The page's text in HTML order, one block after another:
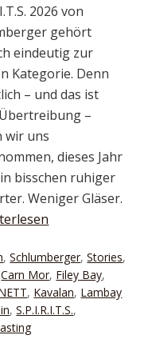
2026 von
gehört
eindeutig zur
Kategorie. Denn
– und das ist
–
wir uns
dieses Jahr
bisschen ruhiger
Weniger Gläser.
,Schlumberger,Stories,
Carn Mor, Filey Bay,
, Kavalan, Lambay
,S.P.I.R.I.T.S.,